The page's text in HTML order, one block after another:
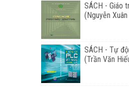
SÁCH - Giáo
(Nguyễn Xuân
SÁCH - Tự
(Trần Văn